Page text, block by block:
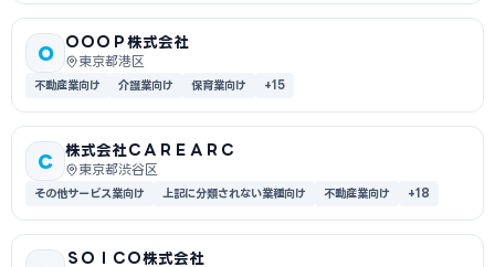
O
ＯＯＯＰ株式会社
東京都港区
不動産業向け 介護業向け 保育業向け +15
C
株式会社ＣＡＲＥＡＲＣ
東京都渋谷区
その他サービス業向け 上記に分類されない業種向け 不動産業向け +18
ＳＯＩＣＯ株式会社